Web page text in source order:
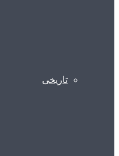
تاریخی